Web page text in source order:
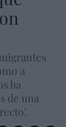
a
ha
de una